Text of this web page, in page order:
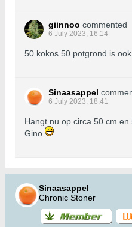
giinnoo commented
6 July 2023, 16:14
50 kokos 50 potgrond is
Sinaasappel
6 July 2023, 18:41
Hangt nu op circa 50 cm
Gino
Sinaasappel
Chronic Stoner